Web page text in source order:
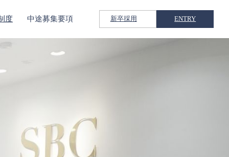
度 中途募集要項 新卒採用 ENTRY